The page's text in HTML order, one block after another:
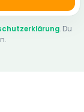
. Du